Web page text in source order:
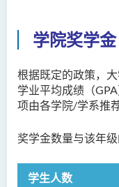
学院奖学金
根据既定的政策，
学业平均成绩（
项由各学院/学系推
奖学金数量与该年
学生人数